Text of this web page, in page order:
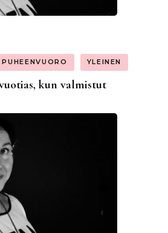
PUHEENVUORO YLEINEN
kun valmistut